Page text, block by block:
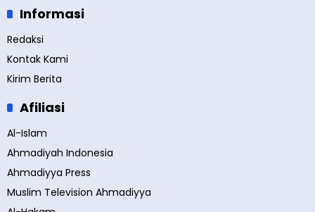
Informasi
Redaksi
Kontak Kami
Kirim Berita
Afiliasi
Al-Islam
Ahmadiyah Indonesia
Ahmadiyya Press
Muslim Television Ahmadiyya